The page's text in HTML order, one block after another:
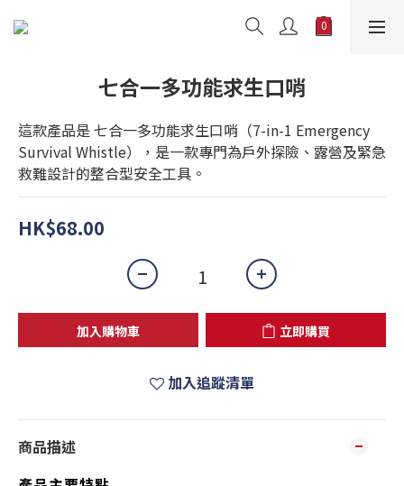
七合一多功能求生口哨
這款產品是 七合一多功能求生口哨（7-in-1 Emergency
Survival Whistle），是一款專門為戶外探險、露營及緊急
救難設計的整合型安全工具。
HK$68.00
加入購物車 立即購買
加入追蹤清單
商品描述